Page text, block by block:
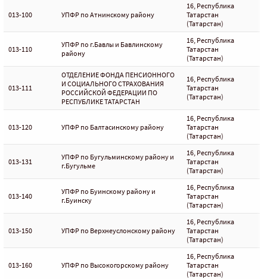
013-100 УПФР по Атнинскому району
16, Республика
Татарстан
(Татарстан)
013-110
УПФР по г.Бавлы и Бавлинскому
району
16, Республика
Татарстан
(Татарстан)
013-111
ОТДЕЛЕНИЕ ФОНДА ПЕНСИОННОГО
И СОЦИАЛЬНОГО СТРАХОВАНИЯ
РОССИЙСКОЙ ФЕДЕРАЦИИ ПО
РЕСПУБЛИКЕ ТАТАРСТАН
16, Республика
Татарстан
(Татарстан)
013-120 УПФР по Балтасинскому району
16, Республика
Татарстан
(Татарстан)
013-131
УПФР по Бугульминскому району и
г.Бугульме
16, Республика
Татарстан
(Татарстан)
013-140
УПФР по Буинскому району и
г.Буинску
16, Республика
Татарстан
(Татарстан)
013-150 УПФР по Верхнеуслонскому району
16, Республика
Татарстан
(Татарстан)
013-160 УПФР по Высокогорскому району
16, Республика
Татарстан
(Татарстан)